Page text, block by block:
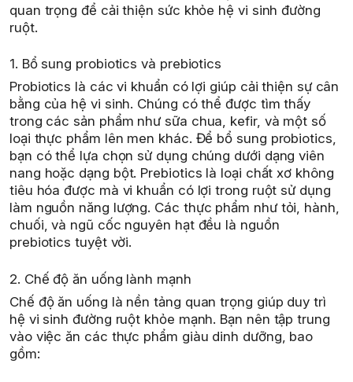
quan trọng để cải thiện sức khỏe hệ vi sinh đường
ruột.
1. Bổ sung probiotics và prebiotics
Probiotics là các vi khuẩn có lợi giúp cải thiện sự cân
bằng của hệ vi sinh. Chúng có thể được tìm thấy
trong các sản phẩm như sữa chua, kefir, và một số
loại thực phẩm lên men khác. Để bổ sung probiotics,
bạn có thể lựa chọn sử dụng chúng dưới dạng viên
nang hoặc dạng bột. Prebiotics là loại chất xơ không
tiêu hóa được mà vi khuẩn có lợi trong ruột sử dụng
làm nguồn năng lượng. Các thực phẩm như tỏi, hành,
chuối, và ngũ cốc nguyên hạt đều là nguồn
prebiotics tuyệt vời.
2. Chế độ ăn uống lành mạnh
Chế độ ăn uống là nền tảng quan trọng giúp duy trì
hệ vi sinh đường ruột khỏe mạnh. Bạn nên tập trung
vào việc ăn các thực phẩm giàu dinh dưỡng, bao
gồm: